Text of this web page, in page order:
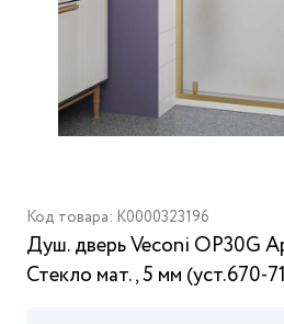
Код товара: K0000323196
Душ. дверь Veconi OP30G
Стекло мат., 5 мм (уст.670-